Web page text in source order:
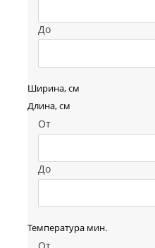
До
Ширина, см
Длина, см
От
До
Температура мин.